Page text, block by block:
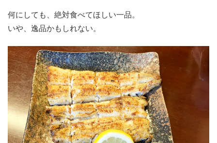
何にしても、絶対食べてほしい一品。
いや、逸品かもしれない。